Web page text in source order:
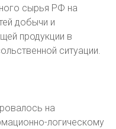
сырья РФ на
добычи и
продукции в
ситуации.
на
логическому